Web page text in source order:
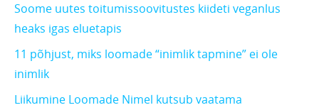
Soome uutes toitumissoovitustes kiideti veganlus
heaks igas eluetapis
11 põhjust, miks loomade “inimlik tapmine” ei ole
inimlik
Liikumine Loomade Nimel kutsub vaatama